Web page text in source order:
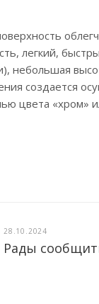
легкий,
небольшая
создается
цвета «хром»
28.10.2024
Рады